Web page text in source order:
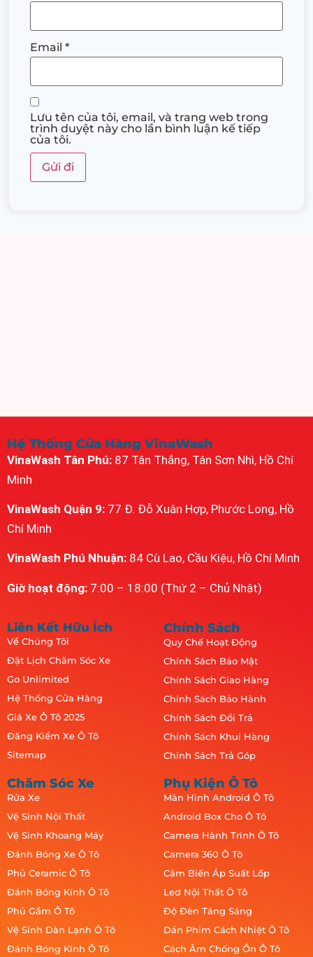
Email *
Lưu tên của tôi, email, và trang web trong
trình duyệt này cho lần bình luận kế tiếp
của tôi.
Hệ Thống Cửa Hàng VinaWash
VinaWash Tân Phú: 87 Tân Thắng, Tân Sơn Nhì, Hồ Chí
Minh
VinaWash Quận 9: 77 Đ. Đỗ Xuân Hợp, Phước Long, Hồ
Chí Minh
VinaWash Phú Nhuận: 84 Cù Lao, Cầu Kiệu, Hồ Chí Minh
Giờ hoạt động: 7:00 – 18:00 (Thứ 2 – Chủ Nhật)
Liên Kết Hữu Ích
Về Chúng Tôi
Đặt Lịch Chăm Sóc Xe
Go Unlimited
Hệ Thống Cửa Hàng
Giá Xe Ô Tô 2025
Đăng Kiểm Xe Ô Tô
Sitemap
Chính Sách
Quy Chế Hoạt Động
Chính Sách Bảo Mật
Chính Sách Giao Hàng
Chính Sách Bảo Hành
Chính Sách Đổi Trả
Chính Sách Khui Hàng
Chính Sách Trả Góp
Chăm Sóc Xe
Rửa Xe
Vệ Sinh Nội Thất
Vệ Sinh Khoang Máy
Đánh Bóng Xe Ô Tô
Phủ Ceramic Ô Tô
Đánh Bóng Kính Ô Tô
Phủ Gầm Ô Tô
Vệ Sinh Dàn Lạnh Ô Tô
Đánh Bóng Kính Ô Tô
Phụ Kiện Ô Tô
Màn Hình Android Ô Tô
Android Box Cho Ô Tô
Camera Hành Trình Ô Tô
Camera 360 Ô Tô
Cảm Biến Áp Suất Lốp
Led Nội Thất Ô Tô
Độ Đèn Tăng Sáng
Dán Phim Cách Nhiệt Ô Tô
Cách Âm Chống Ồn Ô Tô